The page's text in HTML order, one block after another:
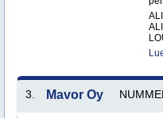
3. Mavor Oy